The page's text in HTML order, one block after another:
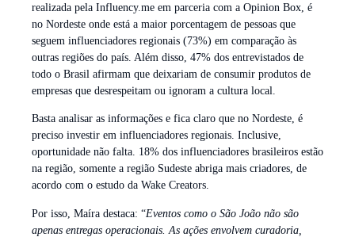
realizada pela Influency.me em parceria com a Opinion Box, é
no Nordeste onde está a maior porcentagem de pessoas que
seguem influenciadores regionais (73%) em comparação às
outras regiões do país. Além disso, 47% dos entrevistados de
todo o Brasil afirmam que deixariam de consumir produtos de
empresas que desrespeitam ou ignoram a cultura local.
Basta analisar as informações e fica claro que no Nordeste, é
preciso investir em influenciadores regionais. Inclusive,
oportunidade não falta. 18% dos influenciadores brasileiros estão
na região, somente a região Sudeste abriga mais criadores, de
acordo com o estudo da Wake Creators.
Por isso, Maíra destaca: “Eventos como o São João não são
apenas entregas operacionais. As ações envolvem curadoria,